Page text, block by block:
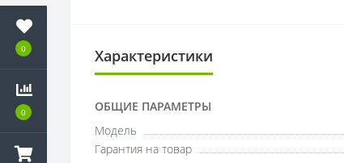
0
0
Характеристики
ОБЩИЕ ПАРАМЕТРЫ
Модель
Гарантия на товар